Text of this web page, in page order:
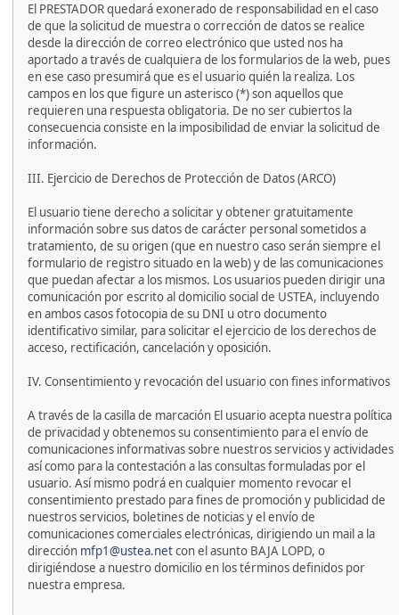
El PRESTADOR quedará exonerado de responsabilidad en el caso
de que la solicitud de muestra o corrección de datos se realice
desde la dirección de correo electrónico que usted nos ha
aportado a través de cualquiera de los formularios de la web, pues
en ese caso presumirá que es el usuario quién la realiza. Los
campos en los que figure un asterisco (*) son aquellos que
requieren una respuesta obligatoria. De no ser cubiertos la
consecuencia consiste en la imposibilidad de enviar la solicitud de
información.
III. Ejercicio de Derechos de Protección de Datos (ARCO)
El usuario tiene derecho a solicitar y obtener gratuitamente
información sobre sus datos de carácter personal sometidos a
tratamiento, de su origen (que en nuestro caso serán siempre el
formulario de registro situado en la web) y de las comunicaciones
que puedan afectar a los mismos. Los usuarios pueden dirigir una
comunicación por escrito al domicilio social de USTEA, incluyendo
en ambos casos fotocopia de su DNI u otro documento
identificativo similar, para solicitar el ejercicio de los derechos de
acceso, rectificación, cancelación y oposición.
IV. Consentimiento y revocación del usuario con fines informativos
A través de la casilla de marcación El usuario acepta nuestra política
de privacidad y obtenemos su consentimiento para el envío de
comunicaciones informativas sobre nuestros servicios y actividades
así como para la contestación a las consultas formuladas por el
usuario. Así mismo podrá en cualquier momento revocar el
consentimiento prestado para fines de promoción y publicidad de
nuestros servicios, boletines de noticias y el envío de
comunicaciones comerciales electrónicas, dirigiendo un mail a la
dirección mfp1@ustea.netcon el asunto BAJA LOPD, o
dirigiéndose a nuestro domicilio en los términos definidos por
nuestra empresa.